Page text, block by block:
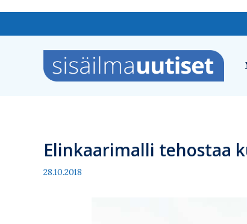
sisältöön
Elinkaarimalli tehostaa
28.10.2018